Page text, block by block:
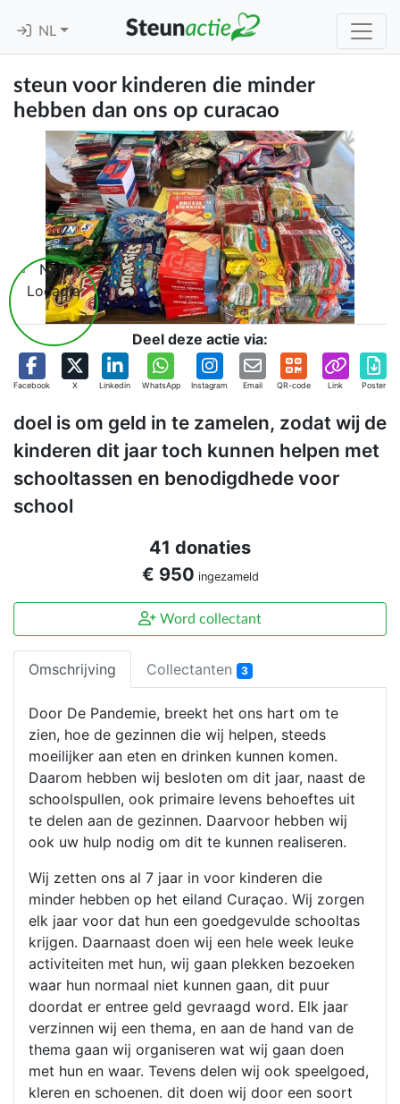
NL
steun voor kinderen die minder
hebben dan ons op curacao
Deel deze actie via:
Facebook X Linkedin WhatsApp Instagram Email QR-code Link Poster
doel is om geld in te zamelen, zodat wij de
kinderen dit jaar toch kunnen helpen met
schooltassen en benodigdhede voor
school
41 donaties
€ 950 ingezameld
Word collectant
Omschrijving Collectanten 3
Door De Pandemie, breekt het ons hart om te
zien, hoe de gezinnen die wij helpen, steeds
moeilijker aan eten en drinken kunnen komen.
Daarom hebben wij besloten om dit jaar, naast de
schoolspullen, ook primaire levens behoeftes uit
te delen aan de gezinnen. Daarvoor hebben wij
ook uw hulp nodig om dit te kunnen realiseren.
Wij zetten ons al 7 jaar in voor kinderen die
minder hebben op het eiland Curaçao. Wij zorgen
elk jaar voor dat hun een goedgevulde schooltas
krijgen. Daarnaast doen wij een hele week leuke
activiteiten met hun, wij gaan plekken bezoeken
waar hun normaal niet kunnen gaan, dit puur
doordat er entree geld gevraagd word. Elk jaar
verzinnen wij een thema, en aan de hand van de
thema gaan wij organiseren wat wij gaan doen
met hun en waar. Tevens delen wij ook speelgoed,
kleren en schoenen. dit doen wij door een soort